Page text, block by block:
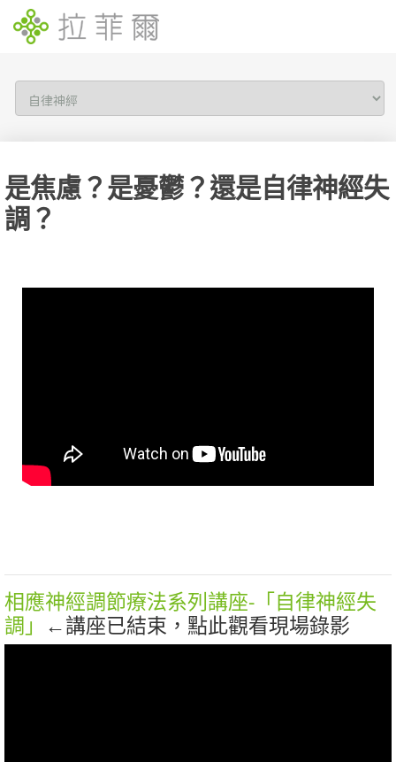
是焦慮？是憂鬱？還是自律神經失
調？
相應神經調節療法系列講座-「自律神經失
調」 ←講座已結束，點此觀看現場錄影